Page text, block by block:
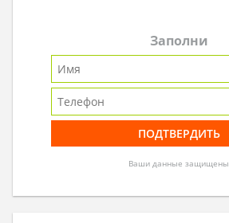
Заполни
Ваши данные защищены